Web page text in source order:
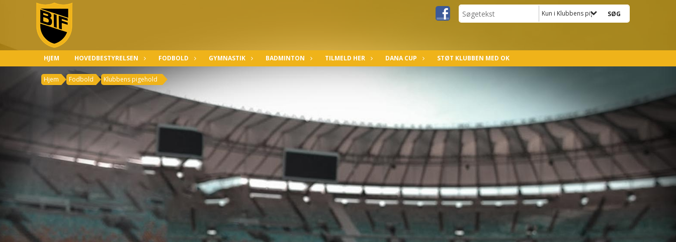
Kun i Klubbens pigehold
HJEM HOVEDBESTYRELSEN FODBOLD GYMNASTIK BADMINTON TILMELD HER DANA CUP STØT KLUBBEN MED OK
Hjem Fodbold Klubbens pigehold